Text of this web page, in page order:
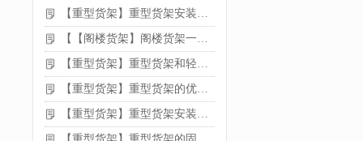
【重型货架】重型货架安装注意事项
【【阁楼货架】阁楼货架一般有哪些用途
【重型货架】重型货架和轻型货架的区别是什么
【重型货架】重型货架的优缺点
【重型货架】重型货架安装需要注意什么？